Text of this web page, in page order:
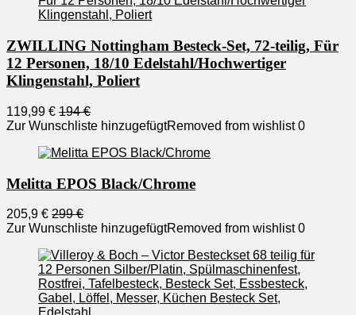
ZWILLING Nottingham Besteck-Set, 72-teilig, Für
12 Personen, 18/10 Edelstahl/Hochwertiger
Klingenstahl, Poliert
119,99 € 194 €
Zur Wunschliste hinzugefügtRemoved from wishlist 0
Melitta EPOS Black/Chrome
205,9 € 299 €
Zur Wunschliste hinzugefügtRemoved from wishlist 0